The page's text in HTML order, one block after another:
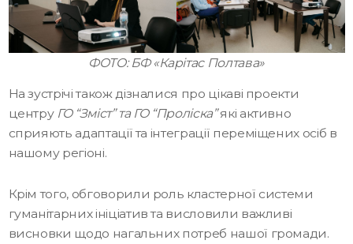
ФОТО: БФ «Карітас Полтава»
На зустрічі також дізналися про цікаві проекти
центру ГО “Зміст” та ГО “Проліска”які активно
сприяють адаптації та інтеграції переміщених осіб в
нашому регіоні.
Крім того, обговорили роль кластерної системи
гуманітарних ініціатив та висловили важливі
висновки щодо нагальних потреб нашої громади.